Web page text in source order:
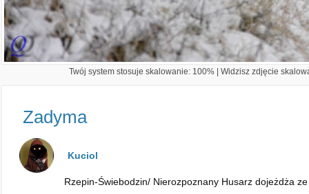
Twój system stosuje skalowanie: 100% | Widzisz zdjęcie
Zadyma
Kuciol
Rzepin-Świebodzin/ Nierozpoznany Husarz dojeżdża